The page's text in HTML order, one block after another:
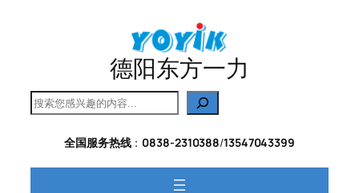
德阳东方一力
搜
索
全国服务热线： 0838-2310388/13547043399